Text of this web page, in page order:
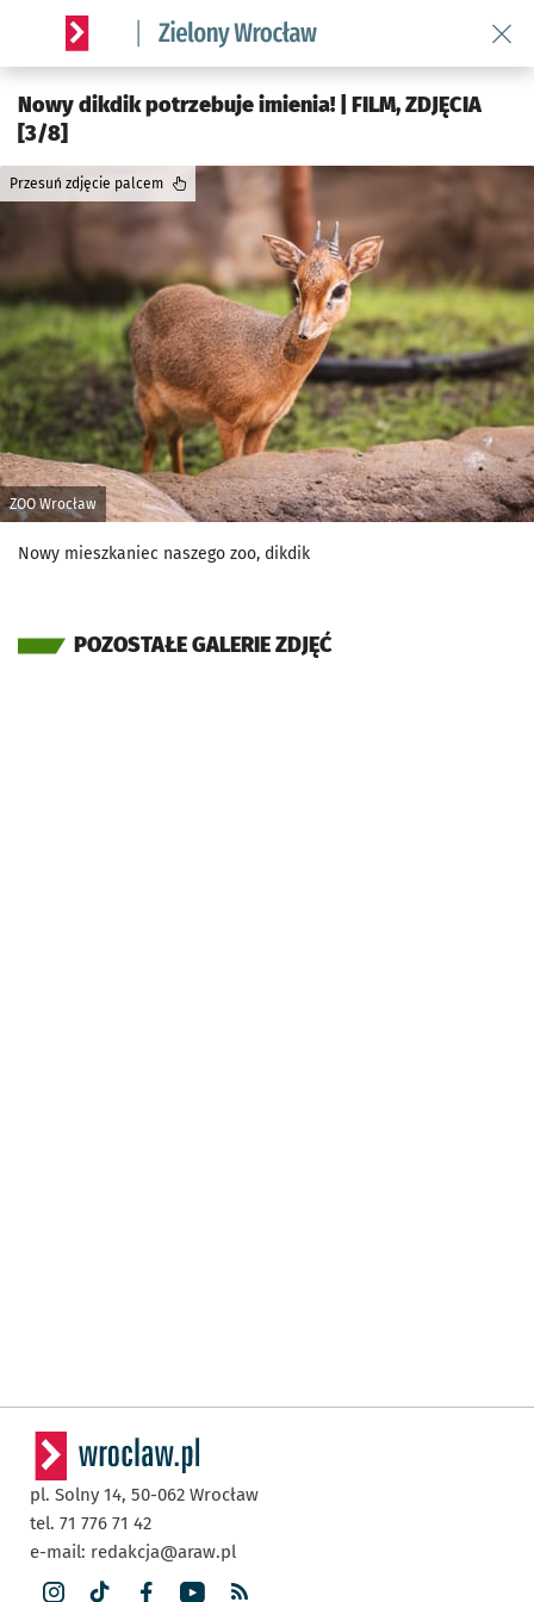
Serwis informacyjny wroclaw.pl podserwis: Środowisko we
Nowy dikdik potrzebuje imienia! | FILM, ZDJĘCIA
[3/8]
ZOO Wrocław
Przesuń zdjęcie palcem
Nowy mieszkaniec naszego zoo, dikdik
POZOSTAŁE GALERIE ZDJĘĆ
pl. Solny 14, 50-062 Wrocław
tel. 71 776 71 42
e-mail: redakcja@araw.pl